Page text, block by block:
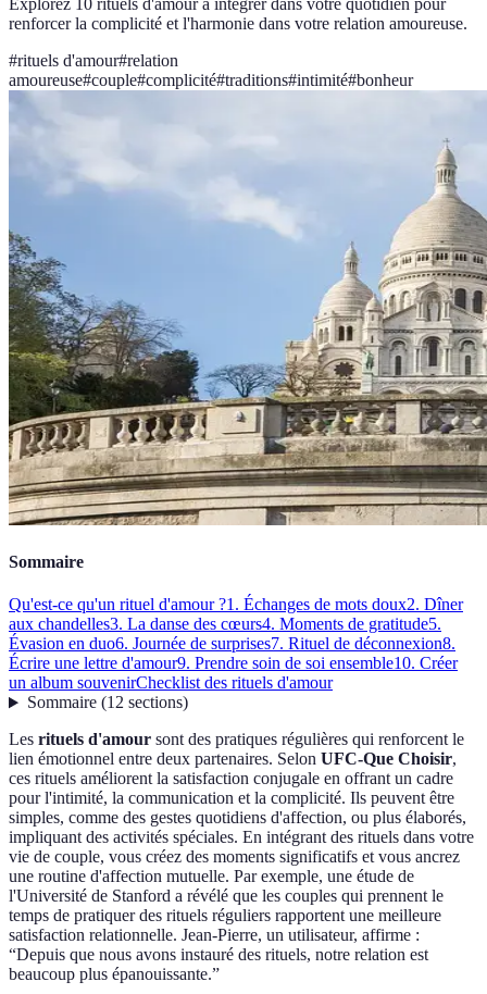
renforcer la complicité et l'harmonie dans votre relation amoureuse.
#rituels d'amour#relation
amoureuse#couple#complicité#traditions#intimité#bonheur
Sommaire
Qu'est-ce qu'un rituel d'amour ?1. Échanges de mots doux2. Dîner
aux chandelles3. La danse des cœurs4. Moments de gratitude5.
Évasion en duo6. Journée de surprises7. Rituel de déconnexion8.
Écrire une lettre d'amour9. Prendre soin de soi ensemble10. Créer
un album souvenirChecklist des rituels d'amour
Sommaire(12 sections)
Les rituels d'amour sont des pratiques régulières qui renforcent le
lien émotionnel entre deux partenaires. Selon UFC-Que Choisir,
ces rituels améliorent la satisfaction conjugale en offrant un cadre
pour l'intimité, la communication et la complicité. Ils peuvent être
simples, comme des gestes quotidiens d'affection, ou plus élaborés,
impliquant des activités spéciales. En intégrant des rituels dans votre
vie de couple, vous créez des moments significatifs et vous ancrez
une routine d'affection mutuelle. Par exemple, une étude de
l'Université de Stanford a révélé que les couples qui prennent le
temps de pratiquer des rituels réguliers rapportent une meilleure
satisfaction relationnelle. Jean-Pierre, un utilisateur, affirme :
“Depuis que nous avons instauré des rituels, notre relation est
beaucoup plus épanouissante.”